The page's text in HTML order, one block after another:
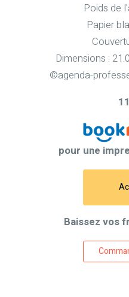
Poids de
Papier
Dimensions :
©agenda-
pour une
Baissez vos